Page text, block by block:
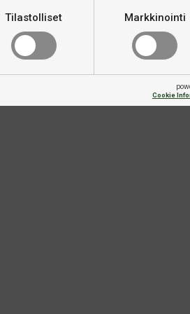
Tilastolliset Markkinointi
Cookie